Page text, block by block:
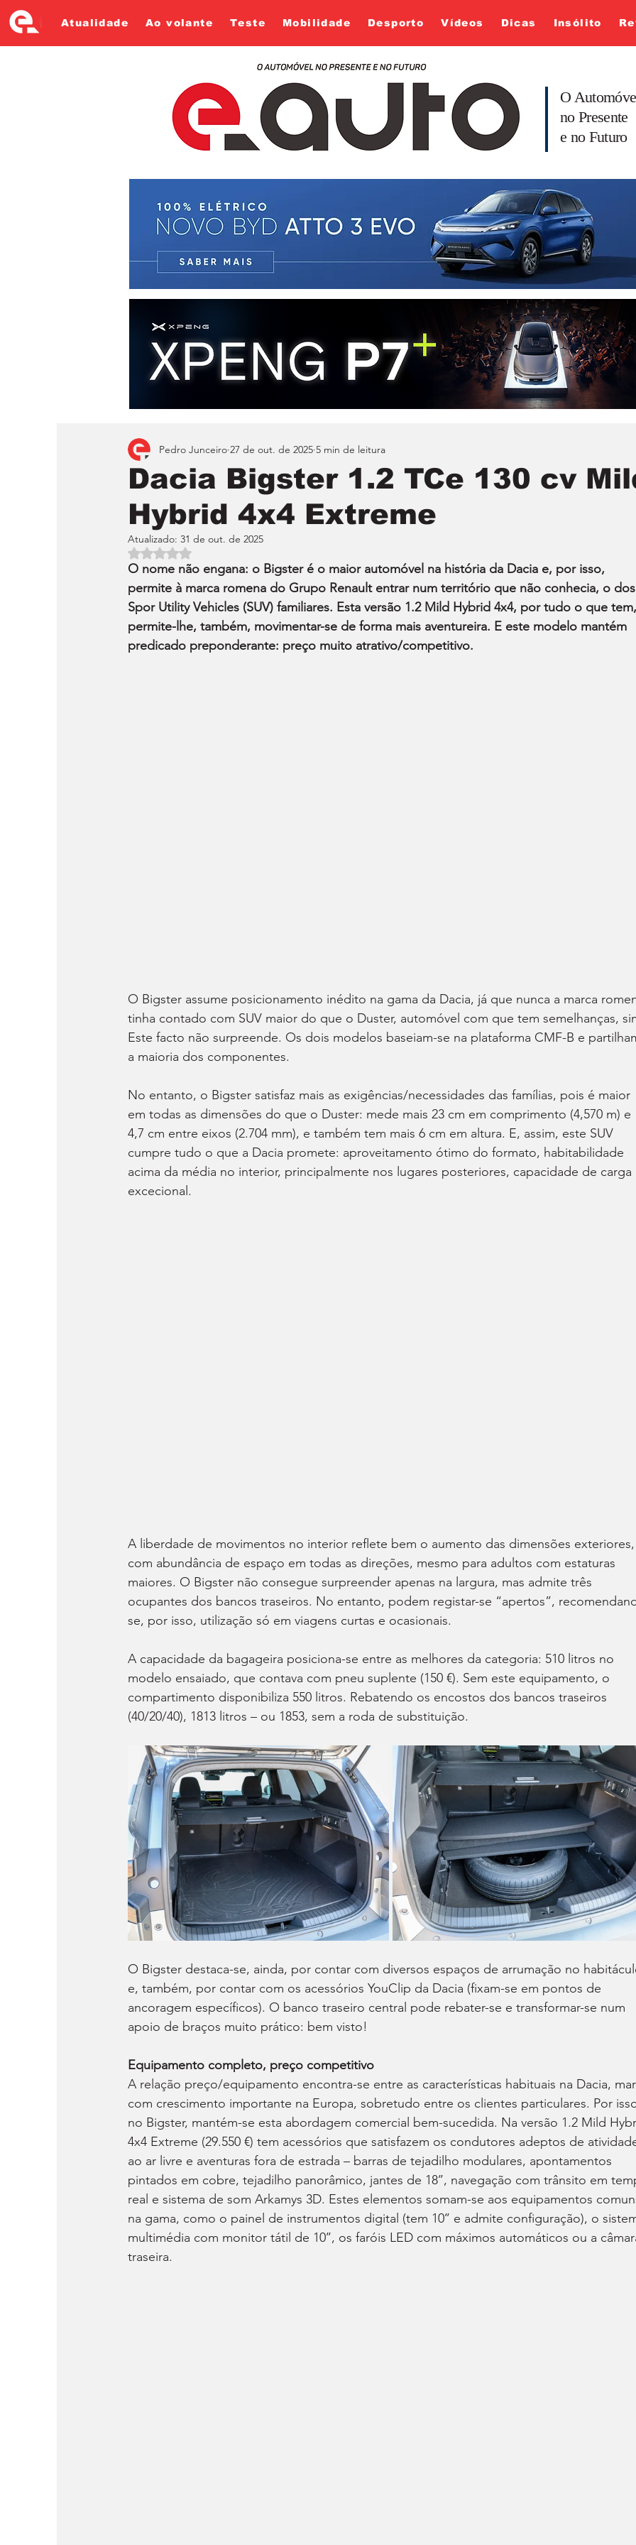
Atualidade Ao volante Teste Mobilidade Desporto Vídeos Dicas Insólito
O
no Presente
e no Futuro
Dacia Bigster 1.2 TCe 130 cv
Hybrid 4x4 Extreme
Pedro Junceiro 27 de out. de 2025 5 min de leitura
Atualizado: 31 de out. de 2025
Avaliado com NaN de 5 estrelas.
O nome não engana: o Bigster é o maior automóvel na história da Dacia e, por isso,
permite à marca romena do Grupo Renault entrar num território que não conhecia, o
Spor Utility Vehicles (SUV) familiares. Esta versão 1.2 Mild Hybrid 4x4, por tudo o que
permite-lhe, também, movimentar-se de forma mais aventureira. E este modelo mantém
predicado preponderante: preço muito atrativo/competitivo.
O Bigster assume posicionamento inédito na gama da Dacia, já que nunca a marca
tinha contado com SUV maior do que o Duster, automóvel com que tem semelhanças,
Este facto não surpreende. Os dois modelos baseiam-se na plataforma CMF-B e
a maioria dos componentes.
No entanto, o Bigster satisfaz mais as exigências/necessidades das famílias, pois é maior
em todas as dimensões do que o Duster: mede mais 23 cm em comprimento (4,570 m) e
4,7 cm entre eixos (2.704 mm), e também tem mais 6 cm em altura. E, assim, este SUV
cumpre tudo o que a Dacia promete: aproveitamento ótimo do formato, habitabilidade
acima da média no interior, principalmente nos lugares posteriores, capacidade de carga
excecional.
A liberdade de movimentos no interior reflete bem o aumento das dimensões
com abundância de espaço em todas as direções, mesmo para adultos com estaturas
maiores. O Bigster não consegue surpreender apenas na largura, mas admite três
ocupantes dos bancos traseiros. No entanto, podem registar-se “apertos”,
se, por isso, utilização só em viagens curtas e ocasionais.
A capacidade da bagageira posiciona-se entre as melhores da categoria: 510 litros no
modelo ensaiado, que contava com pneu suplente (150 €). Sem este equipamento, o
compartimento disponibiliza 550 litros. Rebatendo os encostos dos bancos traseiros
(40/20/40), 1813 litros – ou 1853, sem a roda de substituição.
O Bigster destaca-se, ainda, por contar com diversos espaços de arrumação no
e, também, por contar com os acessórios YouClip da Dacia (fixam-se em pontos de
ancoragem específicos). O banco traseiro central pode rebater-se e transformar-se num
apoio de braços muito prático: bem visto!
Equipamento completo, preço competitivo
A relação preço/equipamento encontra-se entre as características habituais na Dacia,
com crescimento importante na Europa, sobretudo entre os clientes particulares. Por
no Bigster, mantém-se esta abordagem comercial bem-sucedida. Na versão 1.2 Mild
4x4 Extreme (29.550 €) tem acessórios que satisfazem os condutores adeptos de
ao ar livre e aventuras fora de estrada – barras de tejadilho modulares, apontamentos
pintados em cobre, tejadilho panorâmico, jantes de 18’’, navegação com trânsito em
real e sistema de som Arkamys 3D. Estes elementos somam-se aos equipamentos
na gama, como o painel de instrumentos digital (tem 10’’ e admite configuração), o
multimédia com monitor tátil de 10’’, os faróis LED com máximos automáticos ou a
traseira.